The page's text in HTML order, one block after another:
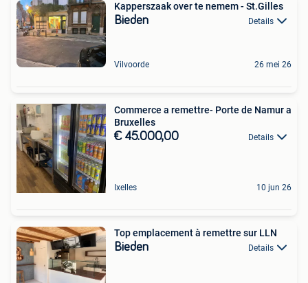
Kapperszaak over te nemem - St.Gilles
Bieden Details
Vilvoorde 26 mei 26
Commerce a remettre- Porte de Namur a
Bruxelles
€ 45.000,00 Details
Ixelles 10 jun 26
Top emplacement à remettre sur LLN
Bieden Details